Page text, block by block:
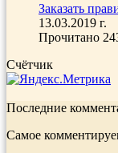
Заказать
13.03.2019 г.
Прочитано
Счётчик
Последние
Самое